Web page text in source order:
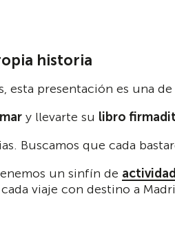
historia
esta presentación es una de
y llevarte su libro
Buscamos que cada
un sinfín de
viaje con destino a